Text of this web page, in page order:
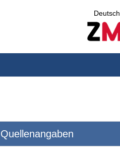
Deutsch
Quellenangaben